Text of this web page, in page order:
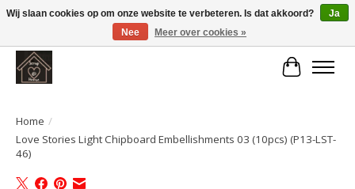
Large selection of products and fast shipping!
Home /
Love Stories Light Chipboard Embellishments 03 (10pcs) (P13-LST-
46)
Wij slaan cookies op om onze website te verbeteren. Is dat akkoord?
Ja
Nee
Meer over cookies »